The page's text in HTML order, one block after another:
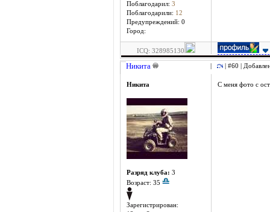
Поблагодарил: 3
Поблагодарили: 12
Предупреждений: 0
Город:
ICQ: 328985130
Никита | #60 |
Никита
Разряд клуба: 3
Возраст: 35
Зарегистрирован:
С меня фото с